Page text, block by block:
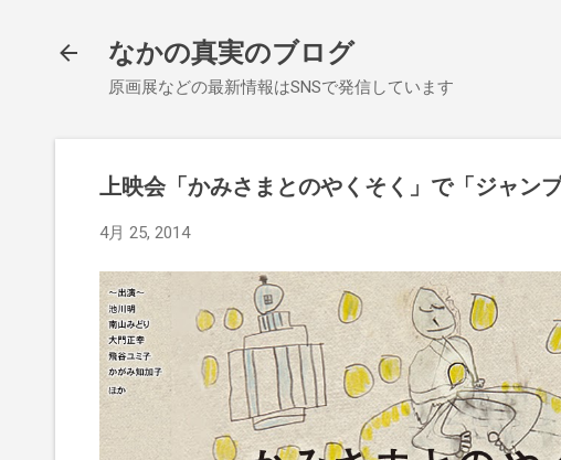
なかの真実のブログ
原画展などの最新情報はSNSで発信しています
上映会「かみさまとのやくそく」で「ジャン
4月 25, 2014